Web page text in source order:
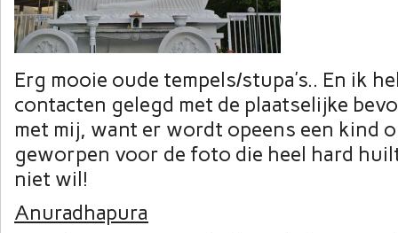
Erg mooie oude tempels/stupa’s.. En ik
contacten gelegd met de plaatselijke
met mij, want er wordt opeens een kind
geworpen voor de foto die heel hard
niet wil!
Anuradhapura